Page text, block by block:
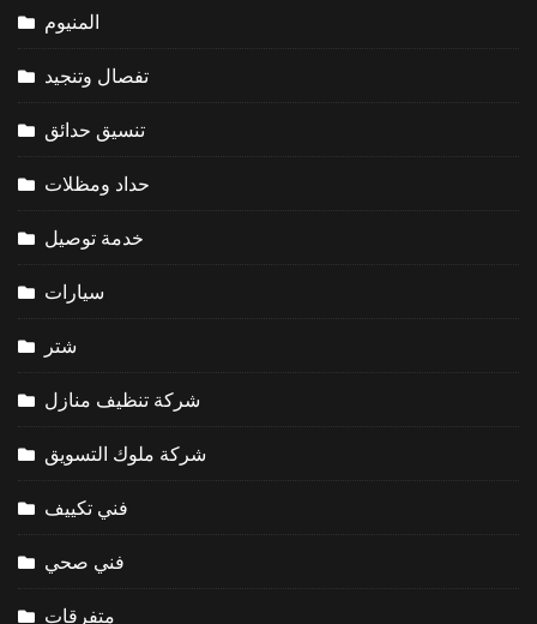
المنيوم
تفصال وتنجيد
تنسيق حدائق
حداد ومظلات
خدمة توصيل
سيارات
شتر
شركة تنظيف منازل
شركة ملوك التسويق
فني تكييف
فني صحي
متفرقات